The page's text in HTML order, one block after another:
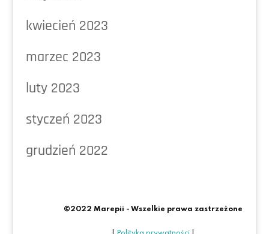
kwiecień 2023
marzec 2023
luty 2023
styczeń 2023
grudzień 2022
©2022 Marepii - Wszelkie prawa zastrzeżone